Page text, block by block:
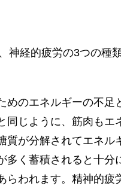
経的疲労の3つの種
めのエネルギーの不足
同じように、筋肉もエ
質が分解されてエネル
多く蓄積されると十分
らわれます。精神的疲